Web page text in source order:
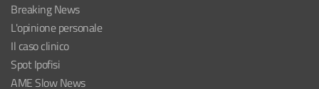
Breaking News
L'opinione personale
Il caso clinico
Spot Ipofisi
AME Slow News